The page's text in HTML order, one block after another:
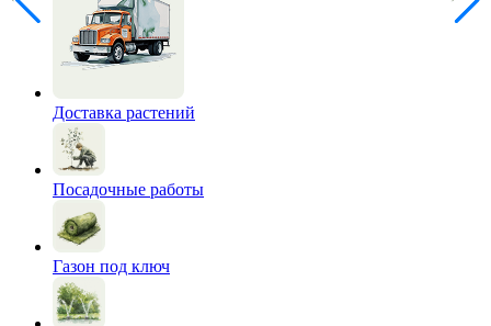
Доставка растений
Посадочные работы
Газон под ключ